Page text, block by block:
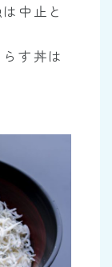
中止と
す丼は